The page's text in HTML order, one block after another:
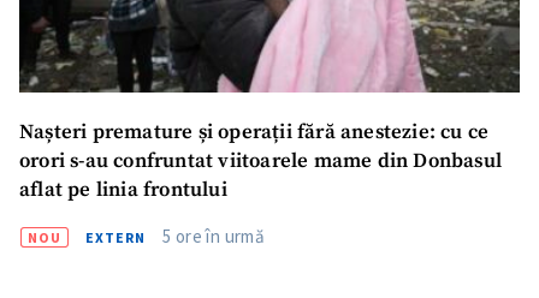
Nașteri premature și operații fără anestezie: cu ce
orori s-au confruntat viitoarele mame din Donbasul
aflat pe linia frontului
NOU EXTERN 5 ore în urmă
Mesajul știrei
+ Mesajul știrei
CONTACT SURSĂ
Sursă anonimă